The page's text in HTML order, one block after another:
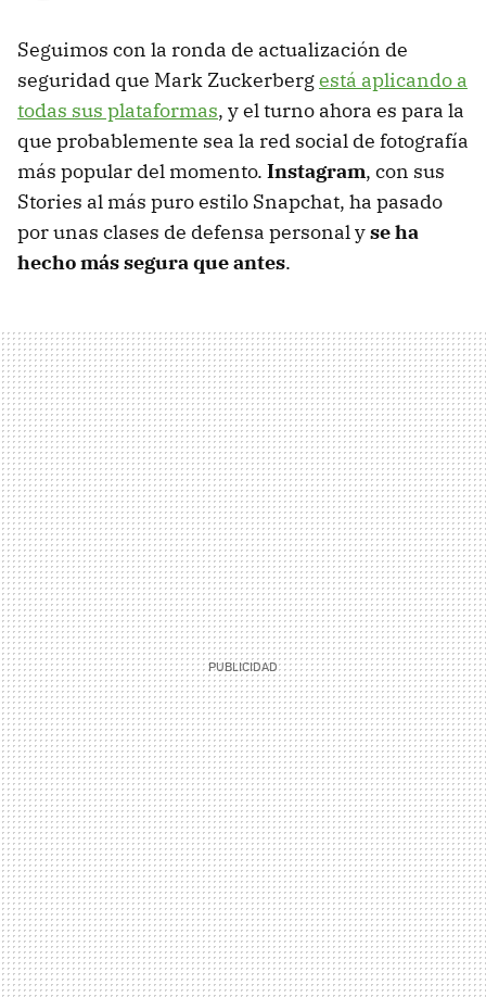
Seguimos con la ronda de actualización de
seguridad que Mark Zuckerbergestá aplicando a
todas sus plataformas, y el turno ahora es para la
que probablemente sea la red social de fotografía
más popular del momento. Instagram, con sus
Stories al más puro estilo Snapchat, ha pasado
por unas clases de defensa personal yse ha
hecho más segura que antes.